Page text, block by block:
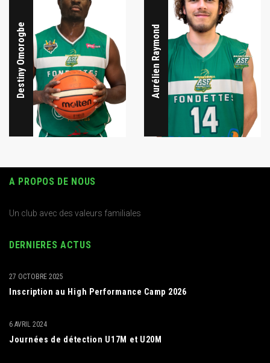
Destiny Omorogbe Aurélien Raymond
A PROPOS DE NOUS
Un club avec des valeurs familiales
DERNIERES ACTUS
Inscription au High Performance Camp 2026
27 OCTOBRE 2025
Journées de détection U17M et U20M
6 AVRIL 2024